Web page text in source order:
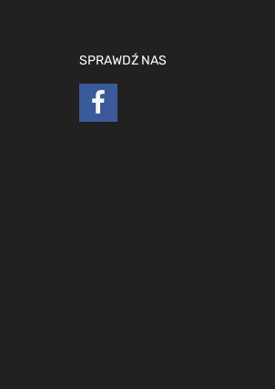
SPRAWDŹ NAS